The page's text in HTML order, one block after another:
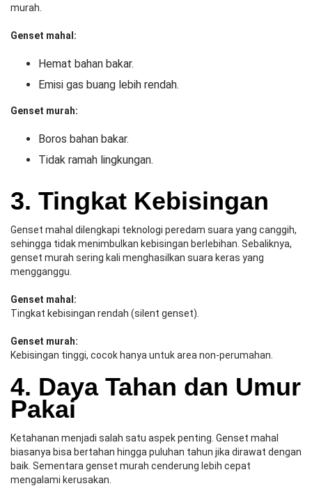
murah.
Genset mahal:
Hemat bahan bakar.
Emisi gas buang lebih rendah.
Genset murah:
Boros bahan bakar.
Tidak ramah lingkungan.
3. Tingkat Kebisingan
Genset mahal dilengkapi teknologi peredam suara yang canggih,
sehingga tidak menimbulkan kebisingan berlebihan. Sebaliknya,
genset murah sering kali menghasilkan suara keras yang
mengganggu.
Genset mahal:
Tingkat kebisingan rendah (silent genset).
Genset murah:
Kebisingan tinggi, cocok hanya untuk area non-perumahan.
4. Daya Tahan dan Umur
Pakai
Ketahanan menjadi salah satu aspek penting. Genset mahal
biasanya bisa bertahan hingga puluhan tahun jika dirawat dengan
baik. Sementara genset murah cenderung lebih cepat
mengalami kerusakan.